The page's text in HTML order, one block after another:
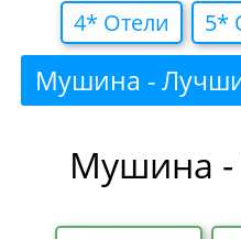
4* Отели
5*
Мушина -
Мушина -